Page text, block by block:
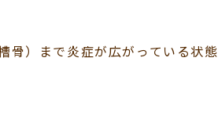
骨）まで炎症が広がっている状態